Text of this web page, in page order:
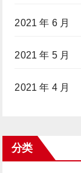
2021 年 6 月
2021 年 5 月
2021 年 4 月
分类